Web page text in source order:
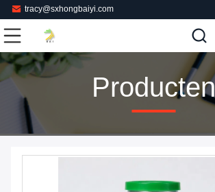
tracy@sxhongbaiyi.com
Producten